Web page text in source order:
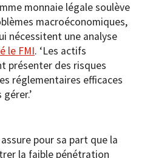
monnaie légale soulève
macroéconomiques,
nécessitent une analyse
le FMI. ‘Les actifs
présenter des risques
réglementaires efficaces
pour sa part que la
la faible pénétration